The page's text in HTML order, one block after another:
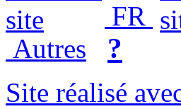
FR
Autres
?
Site réalisé